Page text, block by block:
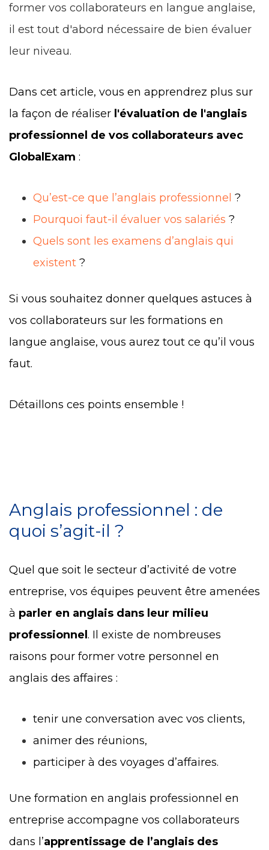
former vos collaborateurs en langue anglaise,
il est tout d'abord nécessaire de bien évaluer
leur niveau.
Dans cet article, vous en apprendrez plus sur
la façon de réaliser l'évaluation de l'anglais
professionnel de vos collaborateurs avec
GlobalExam :
Qu’est-ce que l’anglais professionnel ?
Pourquoi faut-il évaluer vos salariés ?
Quels sont les examens d’anglais qui
existent ?
Si vous souhaitez donner quelques astuces à
vos collaborateurs sur les formations en
langue anglaise, vous aurez tout ce qu’il vous
faut.
Détaillons ces points ensemble !
Anglais professionnel : de
quoi s’agit-il ?
Quel que soit le secteur d’activité de votre
entreprise, vos équipes peuvent être amenées
à parler en anglais dans leur milieu
professionnel . Il existe de nombreuses
raisons pour former votre personnel en
anglais des affaires :
tenir une conversation avec vos clients,
animer des réunions,
participer à des voyages d’affaires.
Une formation en anglais professionnel en
entreprise accompagne vos collaborateurs
dans l’apprentissage de l’anglais des